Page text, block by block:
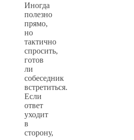
Иногда
полезно
прямо,
но
тактично
спросить,
готов
ли
собеседник
встретиться.
Если
ответ
уходит
в
сторону,